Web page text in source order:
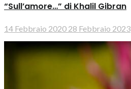
“Sull’amore…” di Khalil Gibran
14 Febbraio 2020 28 Febbraio 2023